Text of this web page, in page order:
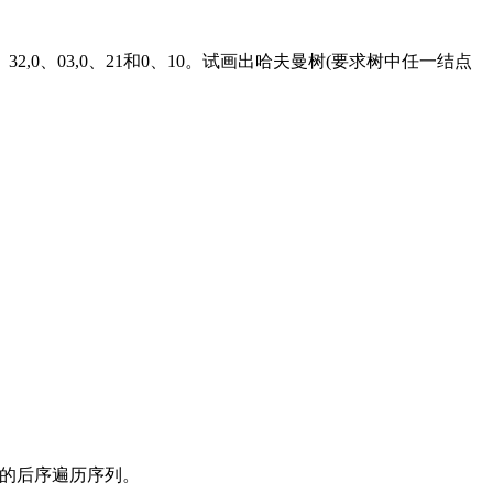
、03,0、21和0、10。试画出哈夫曼树(要求树中任一结点
后序遍历序列。